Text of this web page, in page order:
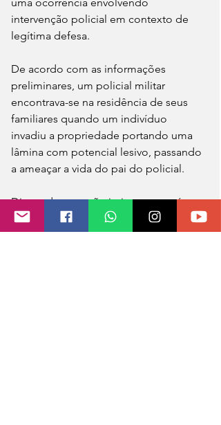
intervenção policial em contexto de
legítima defesa.
De acordo com as informações
preliminares, um policial militar
encontrava-se na residência de seus
familiares quando um indivíduo
invadiu a propriedade portando uma
lâmina com potencial lesivo, passando
a ameaçar a vida do pai do policial.
Diante da agressão iminente e após
ordem de parada não acatada, o
policial militar efetuou disparos de